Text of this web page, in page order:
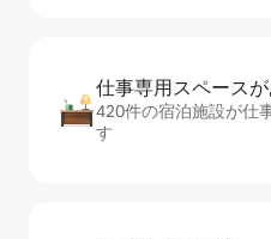
仕事専用ス⁠ペ⁠ー⁠ス
420件の宿泊施設が仕
す